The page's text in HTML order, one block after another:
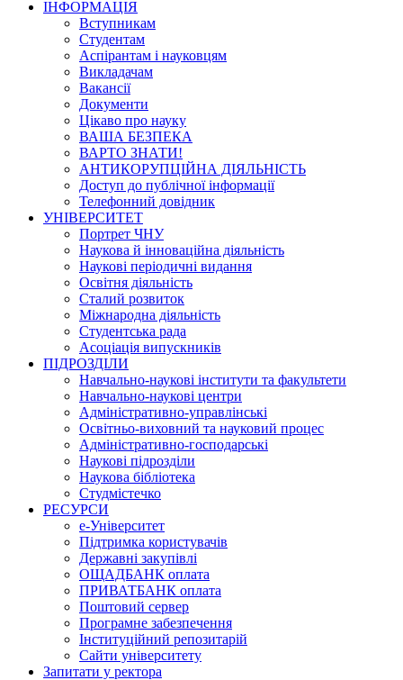
ІНФОРМАЦІЯ
Вступникам
Студентам
Аспірантам і науковцям
Викладачам
Вакансії
Документи
Цікаво про науку
ВАША БЕЗПЕКА
ВАРТО ЗНАТИ!
АНТИКОРУПЦІЙНА ДІЯЛЬНІСТЬ
Доступ до публічної інформації
Телефонний довідник
УНІВЕРСИТЕТ
Портрет ЧНУ
Наукова й інноваційна діяльність
Наукові періодичні видання
Освітня діяльність
Сталий розвиток
Міжнародна діяльність
Студентська рада
Асоціація випускників
ПІДРОЗДІЛИ
Навчально-наукові інститути та факультети
Навчально-наукові центри
Адміністративно-управлінські
Освітньо-виховний та науковий процес
Адміністративно-господарські
Наукові підрозділи
Наукова бібліотека
Студмістечко
РЕСУРСИ
е-Університет
Підтримка користувачів
Державні закупівлі
ОЩАДБАНК оплата
ПРИВАТБАНК оплата
Поштовий сервер
Програмне забезпечення
Інституційний репозитарій
Сайти університету
Запитати у ректора